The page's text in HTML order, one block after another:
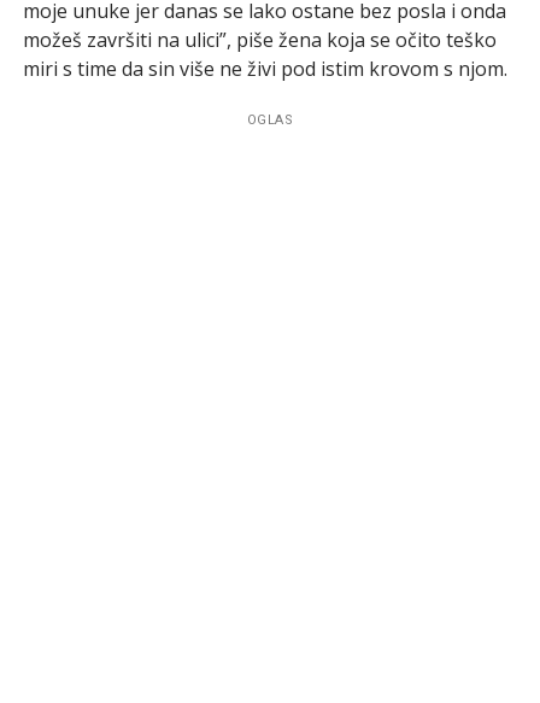
moje unuke jer danas se lako ostane bez posla i onda
možeš završiti na ulici”, piše žena koja se očito teško
miri s time da sin više ne živi pod istim krovom s njom.
OGLAS